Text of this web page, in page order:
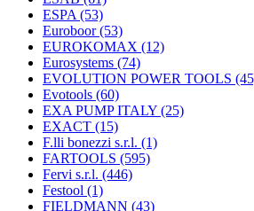
ESPA (53)
Euroboor(53)
EUROKOMAX (12)
Eurosystems (74)
EVOLUTION POWER TOOLS
Evotools (60)
EXA PUMP ITALY (25)
EXACT (15)
F.lli bonezzi s.r.l. (1)
FARTOOLS (595)
Fervi s.r.l. (446)
Festool (1)
FIELDMANN (43)